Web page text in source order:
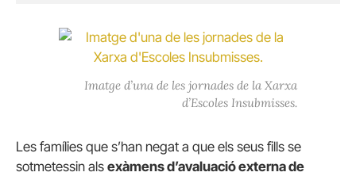
Imatge d’una de les jornades de la Xarxa
d’Escoles Insubmisses.
Les famílies que s’han negat a que els seus fills se
sotmetessin als exàmens d’avaluació externa de